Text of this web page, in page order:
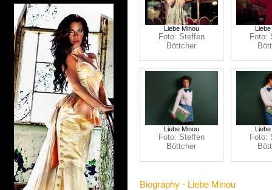
Liebe Minou
Foto: Steffen
Böttcher
Foto:
Liebe Minou
Foto: Steffen
Böttcher
Foto:
Biography - Liebe Minou